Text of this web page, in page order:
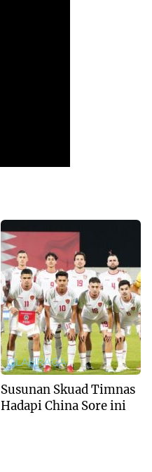
OLAHRAGA
Susunan Skuad Timnas
Hadapi China Sore ini